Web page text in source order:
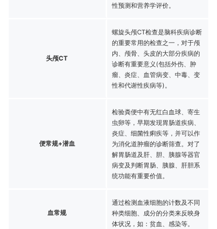
性预测和营养学评价。
头颅CT
螺旋头颅CT检查是脑科疾病诊断
的重要常用的检查之一，对于颅
内、颅骨、头皮的大部分疾病的
诊断有重要意义(包括外伤、肿
瘤、炎症、血管病变、中毒、变
性和代谢性疾病等)。
便常规+潜血
检验粪便中有无红白血球、寄生
虫卵等，早期发现胃肠道疾病、
炎症、细菌性痢疾等，并可以作
为消化道肿瘤的诊断筛查。对了
解胃肠道及肝、胆、胰腺等器官
病变及判断胃肠、胰腺、肝胆系
统功能有重要价值。
血常规
通过检测血液细胞的计数及不同
种类细胞、成分的分类来反映身
体状况，如：贫血、感染等。